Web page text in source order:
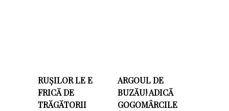
RUȘILOR LE E
FRICĂ DE
TRĂGĂTORII
ARGOUL DE
BUZĂU! ADICĂ
GOGOMÂRCILE